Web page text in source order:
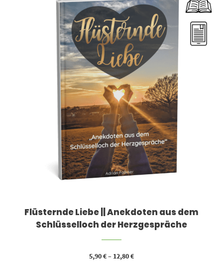
Flüsternde Liebe || Anekdoten aus dem
Schlüsselloch der Herzgespräche
5,90€– 12,80€